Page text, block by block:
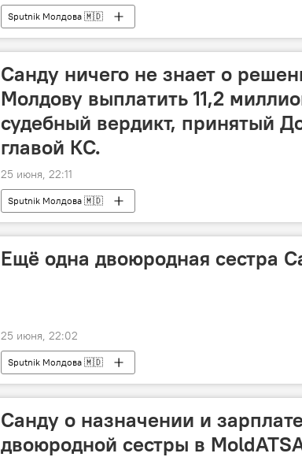
Sputnik Молдова 🇲🇩
Санду ничего не знает о
Молдову выплатить 11,2
судебный вердикт, принятый
главой КС.
25 июня, 22:11
Sputnik Молдова 🇲🇩
Ещё одна двоюродная сестра
25 июня, 22:02
Sputnik Молдова 🇲🇩
Санду о назначении и
двоюродной сестры в